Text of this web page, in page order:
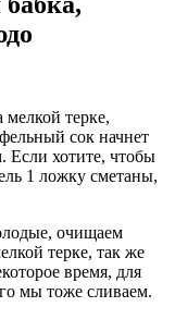
терке,
сок начнет
Если хотите, чтобы
1 ложку сметаны,
очищаем
терке, так же
время, для
мы тоже сливаем.